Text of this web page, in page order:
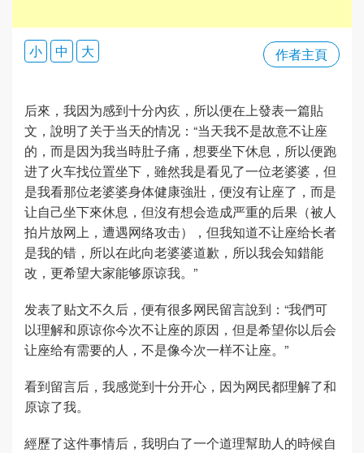
作者主頁
小 中 大
后來，我因为感到十分內疚，所以便在上發表一篇貼
文，說明了关于当天的情况：“当天我不是故意不让座
的，而是因为我当時肚子痛，想要坐下休息，所以便跑
进了火车找位置坐下，雖然我是看见了一位老婆婆，但
是我看那位老婆婆身体健康強壯，便沒有让座了，而是
让自己坐下來休息，但沒有想会造成严重的后果（被人
拍片放网上，遭遇网络攻击），但我知道不让座给长者
是我的错，所以在此向老婆婆道歉，所以我会知錯能
改，更希望大家能够原谅我。”
发表了贴文不久后，便有很多网民留言說到：“我們可
以理解和原谅你今次不让座的原因，但是希望你以后会
让座给有需要的人，不是像今次一样不让座。”
看到留言后，我感觉到十分开心，因为网民都理解了和
原谅了我。
經歷了这件事情后，我明白了一个道理幫助人的時候自